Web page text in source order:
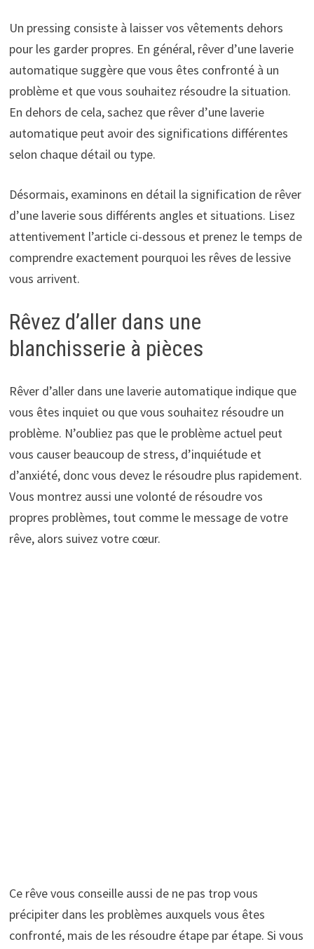
Un pressing consiste à laisser vos vêtements dehors
pour les garder propres. En général, rêver d’une laverie
automatique suggère que vous êtes confronté à un
problème et que vous souhaitez résoudre la situation.
En dehors de cela, sachez que rêver d’une laverie
automatique peut avoir des significations différentes
selon chaque détail ou type.
Désormais, examinons en détail la signification de rêver
d’une laverie sous différents angles et situations. Lisez
attentivement l’article ci-dessous et prenez le temps de
comprendre exactement pourquoi les rêves de lessive
vous arrivent.
Rêvez d’aller dans une
blanchisserie à pièces
Rêver d’aller dans une laverie automatique indique que
vous êtes inquiet ou que vous souhaitez résoudre un
problème. N’oubliez pas que le problème actuel peut
vous causer beaucoup de stress, d’inquiétude et
d’anxiété, donc vous devez le résoudre plus rapidement.
Vous montrez aussi une volonté de résoudre vos
propres problèmes, tout comme le message de votre
rêve, alors suivez votre cœur.
Ce rêve vous conseille aussi de ne pas trop vous
précipiter dans les problèmes auxquels vous êtes
confronté, mais de les résoudre étape par étape. Si vous